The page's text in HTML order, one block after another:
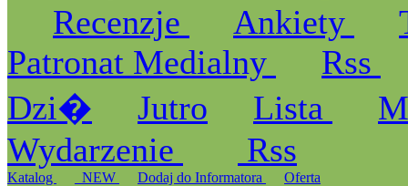
Recenzje
Ankiety
Patronat Medialny
Rss
Dzi�
Jutro Lista
Wydarzenie
Rss
Katalog _NEW Dodaj do Informatora Oferta